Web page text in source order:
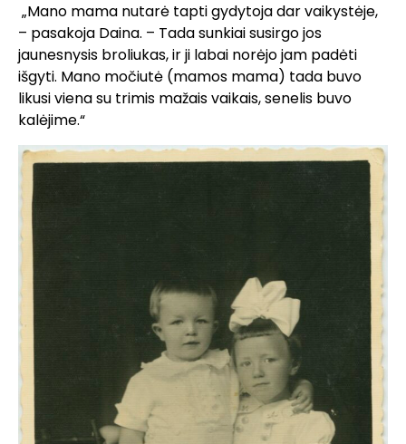
„Mano mama nutarė tapti gydytoja dar vaikystėje,
– pasakoja Daina. – Tada sunkiai susirgo jos
jaunesnysis broliukas, ir ji labai norėjo jam padėti
išgyti. Mano močiutė (mamos mama) tada buvo
likusi viena su trimis mažais vaikais, senelis buvo
kalėjime.“